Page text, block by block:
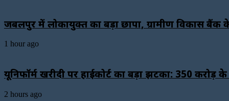
जबलपुर में लोकायुक्त का बड़ा छापा, ग्रामीण विकास बैंक
1 hour ago
यूनिफॉर्म खरीदी पर हाईकोर्ट का बड़ा झटका: 350
2 hours ago